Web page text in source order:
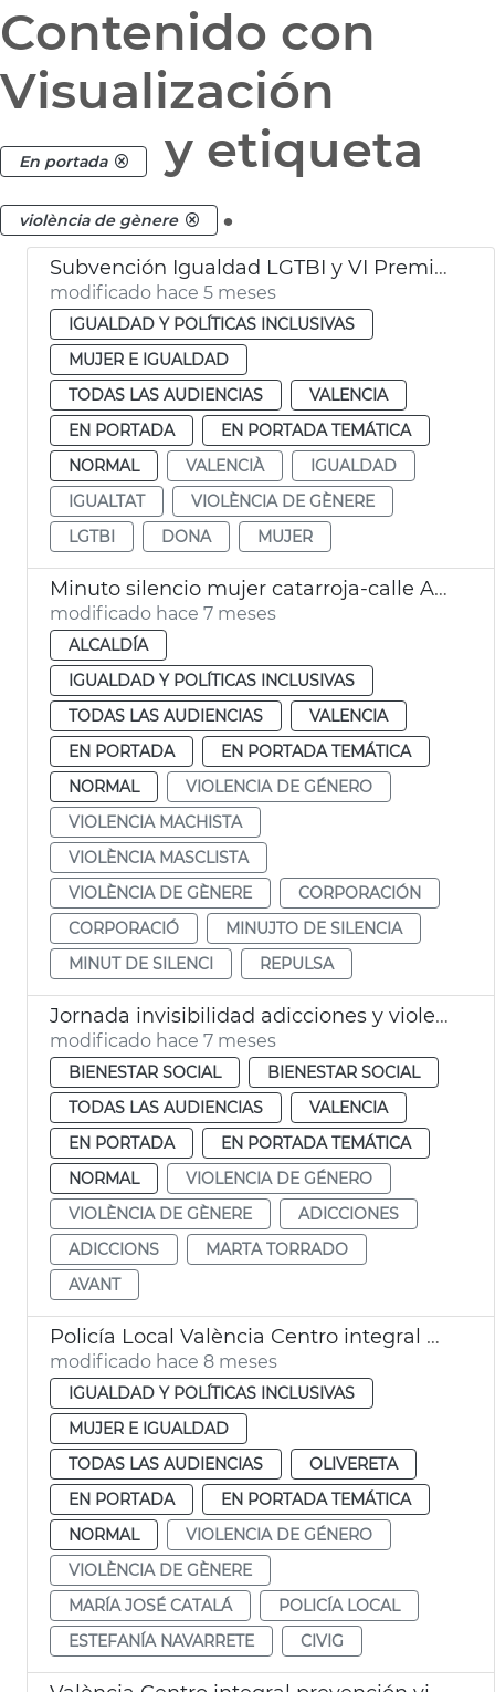
Contenido con
Visualización
En portada y etiqueta
violència de gènere .
Subvención Igualdad LGTBI y VI Premios Igualdad València
modificado hace 5 meses
IGUALDAD Y POLÍTICAS INCLUSIVAS
MUJER E IGUALDAD
TODAS LAS AUDIENCIAS
VALENCIA
EN PORTADA
EN PORTADA TEMÁTICA
NORMAL
VALENCIÀ
IGUALDAD
IGUALTAT
VIOLÈNCIA DE GÈNERE
LGTBI
DONA MUJER
Minuto silencio mujer catarroja-calle Ana Orantes
modificado hace 7 meses
ALCALDÍA
IGUALDAD Y POLÍTICAS INCLUSIVAS
TODAS LAS AUDIENCIAS
VALENCIA
EN PORTADA
EN PORTADA TEMÁTICA
NORMAL
VIOLENCIA DE GÉNERO
VIOLENCIA MACHISTA
VIOLÈNCIA MASCLISTA
VIOLÈNCIA DE GÈNERE
CORPORACIÓN
CORPORACIÓ
MINUJTO DE SILENCIA
MINUT DE SILENCI
REPULSA
Jornada invisibilidad adicciones y violencia de genero
modificado hace 7 meses
BIENESTAR SOCIAL
BIENESTAR SOCIAL
TODAS LAS AUDIENCIAS
VALENCIA
EN PORTADA
EN PORTADA TEMÁTICA
NORMAL
VIOLENCIA DE GÉNERO
VIOLÈNCIA DE GÈNERE
ADICCIONES
ADICCIONS
MARTA TORRADO
AVANT
Policía Local València Centro integral prevención violencia género
modificado hace 8 meses
IGUALDAD Y POLÍTICAS INCLUSIVAS
MUJER E IGUALDAD
TODAS LAS AUDIENCIAS
OLIVERETA
EN PORTADA
EN PORTADA TEMÁTICA
NORMAL
VIOLENCIA DE GÉNERO
VIOLÈNCIA DE GÈNERE
MARÍA JOSÉ CATALÁ
POLICÍA LOCAL
ESTEFANÍA NAVARRETE
CIVIG